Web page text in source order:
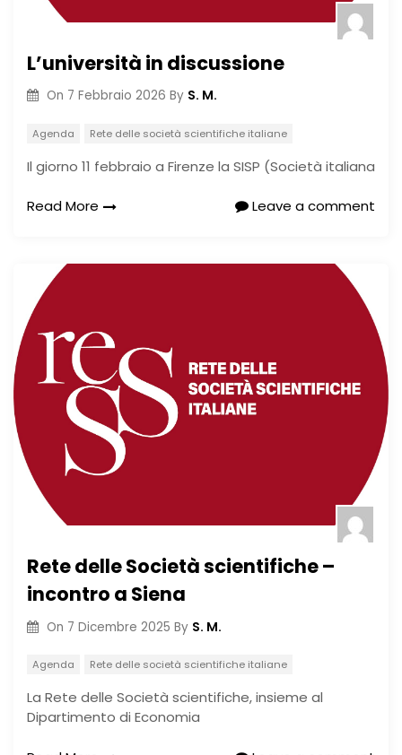
L’università in discussione
On 7 Febbraio 2026 By S. M.
Agenda Rete delle società scientifiche italiane
Il giorno 11 febbraio a Firenze la SISP (Società italiana
Read More Leave a comment
Rete delle Società scientifiche –
incontro a Siena
On 7 Dicembre 2025 By S. M.
Agenda Rete delle società scientifiche italiane
La Rete delle Società scientifiche, insieme al
Dipartimento di Economia